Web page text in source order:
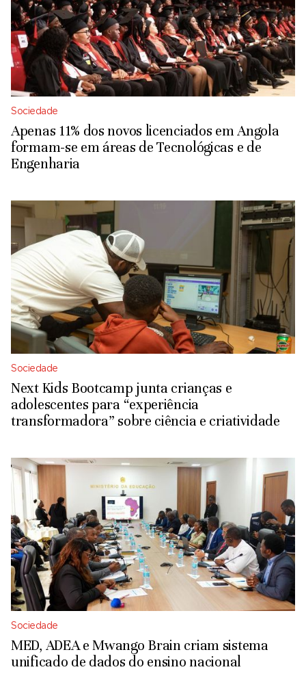
Sociedade
Apenas 11% dos novos licenciados em Angola
formam-se em áreas de Tecnológicas e de
Engenharia
Sociedade
Next Kids Bootcamp junta crianças e
adolescentes para “experiência
transformadora” sobre ciência e criatividade
Sociedade
MED, ADEA e Mwango Brain criam sistema
unificado de dados do ensino nacional